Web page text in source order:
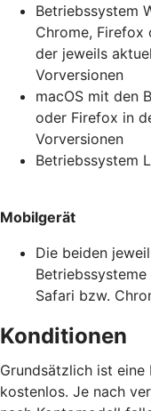
Betriebssystem
Chrome, Firefox
der jeweils
Vorversionen
macOS mit den
oder Firefox in
Vorversionen
Betriebssystem
Mobilgerät
Die beiden
Safari bzw.
Konditionen
Grundsätzlich ist eine
kostenlos. Je nach